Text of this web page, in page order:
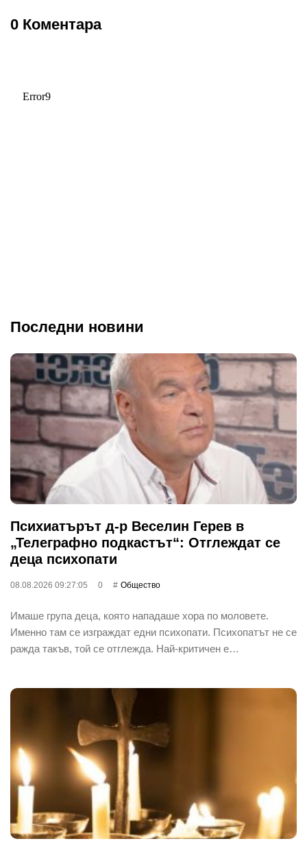
0 Коментара
Последни новини
Психиатърът д-р Веселин Герев в
„Телеграфно подкастът“: Отглеждат се
деца психопати
08.08.2026 09:27:05 0 Общество
Имаше група деца, която нападаше хора по моловете.
Именно там се изграждат едни психопати. Психопатът не се
ражда такъв, той се отглежда. Най-критичен е…